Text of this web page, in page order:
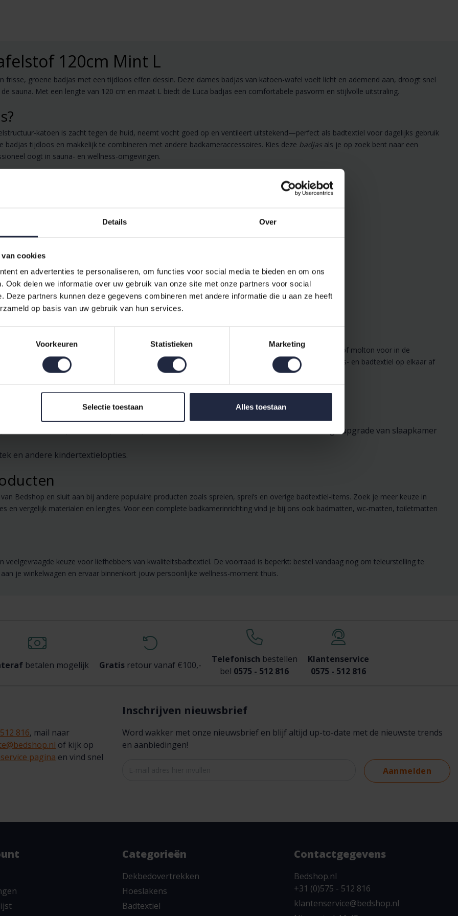
Details Over
cookies
en advertenties te personaliseren, om functies voor social media te bieden en om ons
Ook delen we informatie over uw gebruik van onze site met onze partners voor social
Deze partners kunnen deze gegevens combineren met andere informatie die u aan ze heeft
op basis van uw gebruik van hun services.
Voorkeuren Statistieken Marketing
Selectie toestaan Alles toestaan
120cm Mint L
frisse, groene badjas met een tijdloos effen dessin. Deze dames badjas van katoen-wafel voelt licht en ademend aan, droogt snel
sauna. Met een lengte van 120 cm en maat L biedt de Luca badjas een comfortabele pasvorm en stijlvolle uitstraling.
katoen is zacht tegen de huid, neemt vocht goed op en ventileert uitstekend—perfect als badtextiel voor dagelijks gebruik
tijdloos en makkelijk te combineren met andere badkameraccessoires. Kies deze badjas als je op zoek bent naar een
oogt in sauna- en wellness-omgevingen.
Badtextiel, Sauna- en wellness
zacht, geschikt voor sauna en thuisgebruik
de instructies op het waslabel voor behoud van kleur en structuur
ervaring
zachte handdoeken, badmatten en wc-matten voor extra comfort, een matrasbeschermer of molton voor in de
Bedshop vind je merken zoals Pip Studio, Essenza, Pip, Vossen, Cawo en Vandyck—ideaal om je huis- en badtextiel op elkaar af
complete spa-ervaring.
mat, toiletmat en badjassen in verschillende stijlen.
extra comfort na het douchen.
hoeslaken, dekens, overtrek, dekbed en dekbed set voor een volledige upgrade van slaapkamer
en andere kindertextielopties.
Bedshop en sluit aan bij andere populaire producten zoals spreien, sprei’s en overige badtextiel-items. Zoek je meer keuze in
en vergelijk materialen en lengtes. Voor een complete badkamerinrichting vind je bij ons ook badmatten, wc-matten, toiletmatten
veelgevraagde keuze voor liefhebbers van kwaliteitsbadtextiel. De voorraad is beperkt: bestel vandaag nog om teleurstelling te
je winkelwagen en ervaar binnenkort jouw persoonlijke wellness-moment thuis.
betalen mogelijk Gratisretour vanaf €100,-
Telefonisch bestellen
bel 0575 - 512 816
Klantenservice
0575 - 512 816
816, mail naar
of kijk op
pagina en vind snel
Inschrijven nieuwsbrief
Word wakker met onze nieuwsbrief en blijf altijd up-to-date met de nieuwste trends
en aanbiedingen!
Aanmelden
Categorieën
Dekbedovertrekken
Hoeslakens
Badtextiel
Contactgegevens
Bedshop.nl
+31 (0)575 - 512 816
klantenservice@bedshop.nl